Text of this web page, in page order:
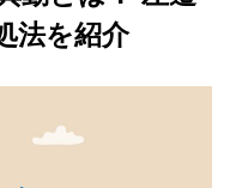
法を紹介